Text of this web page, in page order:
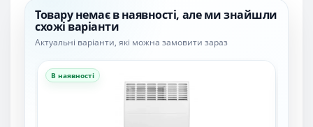
Товару немає в наявності, але ми знайшли
схожі варіанти
Актуальні варіанти, які можна замовити зараз
В наявності